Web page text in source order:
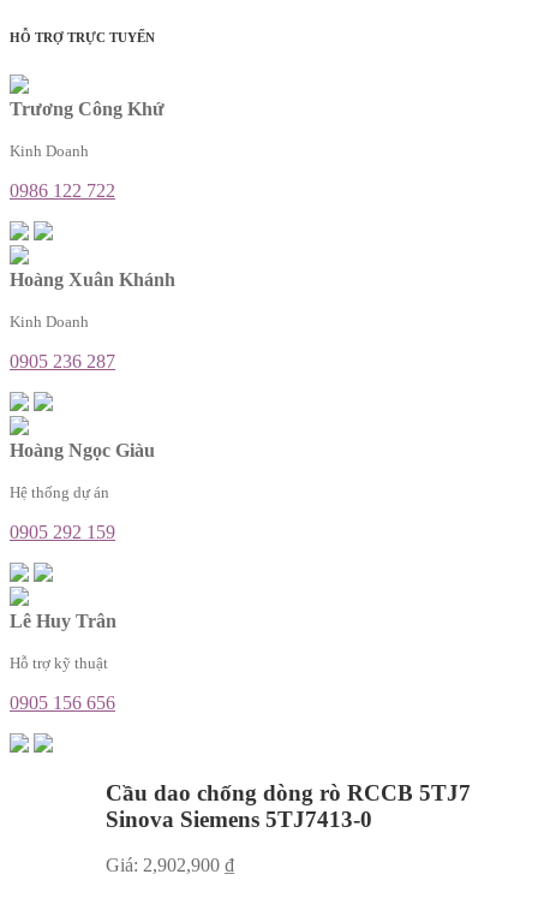
HỖ TRỢ TRỰC TUYẾN
Trương Công Khứ
Kinh Doanh
0986 122 722
Hoàng Xuân Khánh
Kinh Doanh
0905 236 287
Hoàng Ngọc Giàu
Hệ thống dự án
0905 292 159
Lê Huy Trân
Hỗ trợ kỹ thuật
0905 156 656
Cầu dao chống dòng rò RCCB 5TJ7
Sinova Siemens 5TJ7413-0
Giá: 2,902,900 ₫